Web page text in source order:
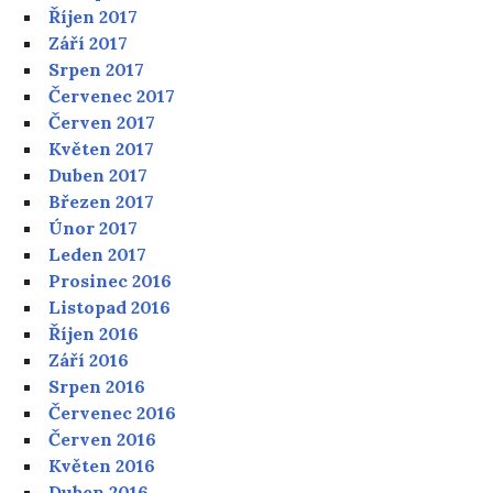
Říjen 2017
Září 2017
Srpen 2017
Červenec 2017
Červen 2017
Květen 2017
Duben 2017
Březen 2017
Únor 2017
Leden 2017
Prosinec 2016
Listopad 2016
Říjen 2016
Září 2016
Srpen 2016
Červenec 2016
Červen 2016
Květen 2016